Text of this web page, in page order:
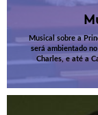
Musical sobre a
será ambientado
Charles, e até a